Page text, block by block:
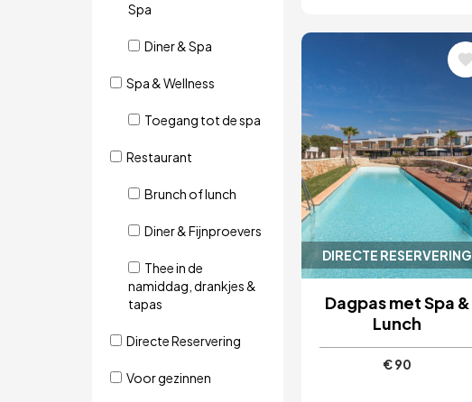
Spa
Diner & Spa
Spa & Wellness
Toegang tot de spa
Restaurant
Brunch of lunch
Diner & Fijnproevers
Thee in de
namiddag, drankjes &
tapas
Directe Reservering
Voor gezinnen
DIRECTE RESERVERING
Dagpas met Spa &
Lunch
€ 90